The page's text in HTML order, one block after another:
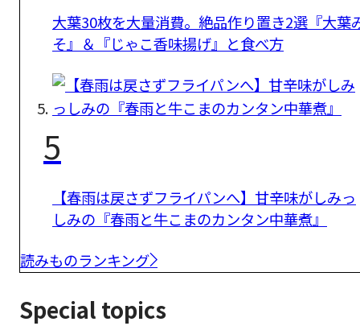
大葉30枚を大量消費。絶品作り置き2選『大葉
そ』＆『じゃこ香味揚げ』と食べ方
5
【春雨は戻さずフライパンへ】甘辛味がしみっ
しみの『春雨と牛こまのカンタン中華煮』
読みものランキング
Special topics